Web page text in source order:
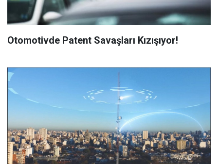
Otomotivde Patent Savaşları Kızışıyor!